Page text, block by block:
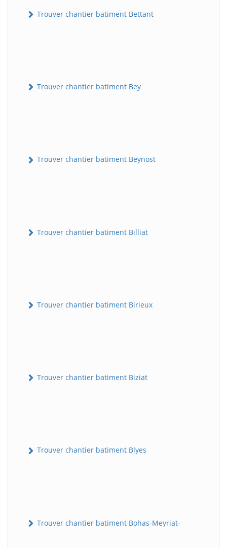
Trouver chantier batiment Bettant
Trouver chantier batiment Bey
Trouver chantier batiment Beynost
Trouver chantier batiment Billiat
Trouver chantier batiment Birieux
Trouver chantier batiment Biziat
Trouver chantier batiment Blyes
Trouver chantier batiment Bohas-Meyriat-